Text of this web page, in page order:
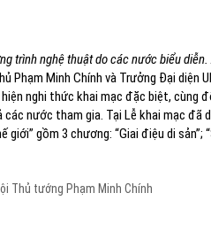
trình nghệ thuật do các nước biểu diễn.
Phạm Minh Chính và Trưởng Đại diện
nghi thức khai mạc đặc biệt, cùng
nước tham gia. Tại Lễ khai mạc đã
gồm 3 chương: “Giai điệu di sản”;
Thủ tướng Phạm Minh Chính